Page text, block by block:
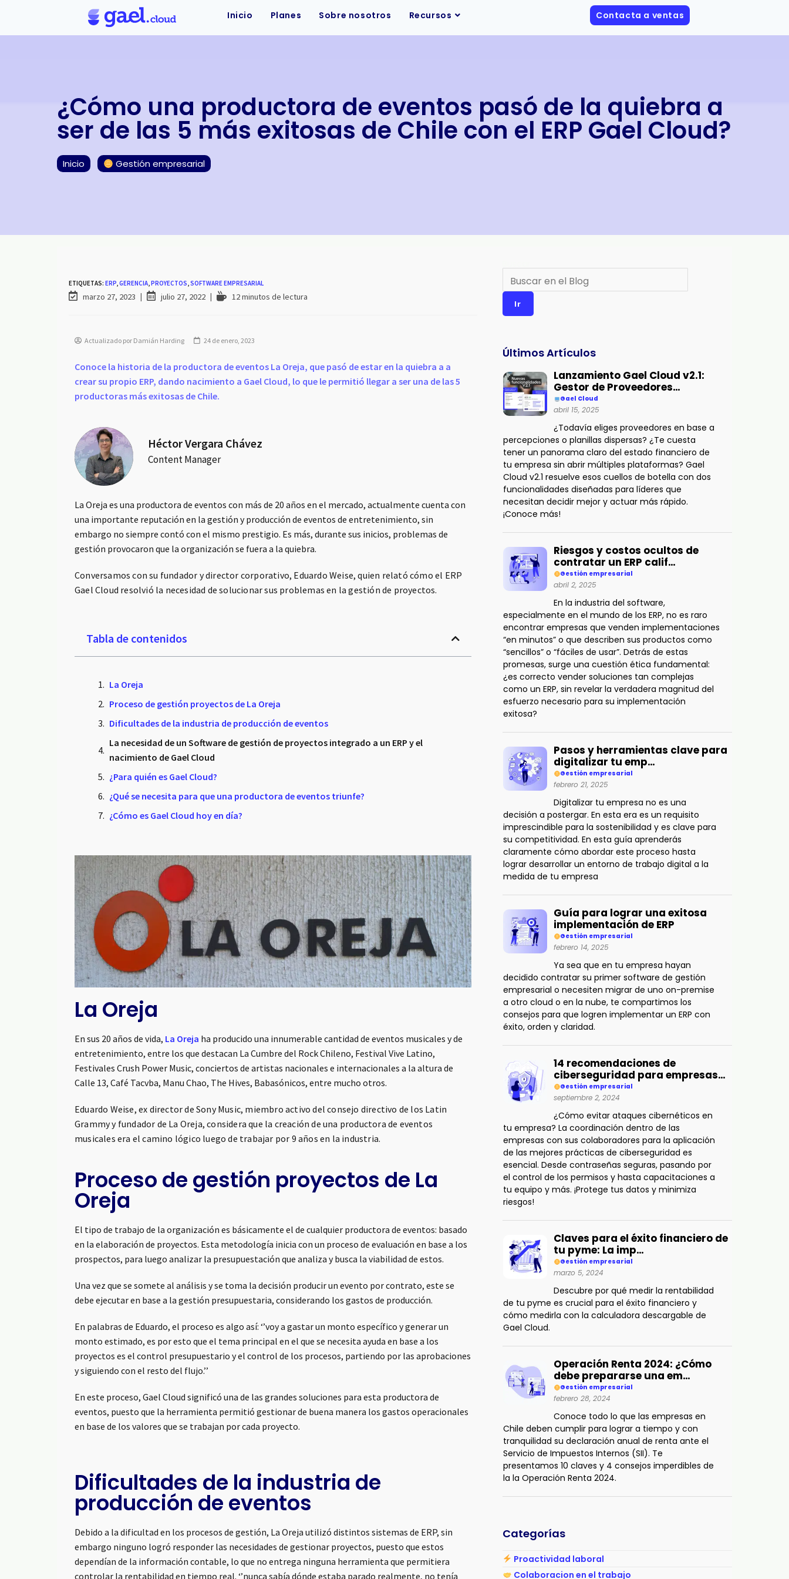
Inicio Planes Sobre nosotros Recursos Contacta a ventas
¿Cómo una productora de eventos pasó de la quiebra a
ser de las 5 más exitosas de Chile con el ERP Gael Cloud?
Inicio Gestión empresarial
ETIQUETAS: ERP,GERENCIA,PROYECTOS,SOFTWARE EMPRESARIAL
marzo 27, 2023 julio 27, 2022 12 minutos de lectura
Actualizado por Damián Harding 24 de enero, 2023
Conoce la historia de la productora de eventos La Oreja, que pasó de estar en la quiebra a a
crear su propio ERP, dando nacimiento a Gael Cloud, lo que le permitió llegar a ser una de las 5
productoras más exitosas de Chile.
Héctor Vergara Chávez
Content Manager
La Oreja es una productora de eventos con más de 20 años en el mercado, actualmente cuenta con
una importante reputación en la gestión y producción de eventos de entretenimiento, sin
embargo no siempre contó con el mismo prestigio. Es más, durante sus inicios, problemas de
gestión provocaron que la organización se fuera a la quiebra.
Conversamos con su fundador y director corporativo, Eduardo Weise, quien relató cómo el ERP
Gael Cloud resolvió la necesidad de solucionar sus problemas en la gestión de proyectos.
Tabla de contenidos
La Oreja
Proceso de gestión proyectos de La Oreja
Dificultades de la industria de producción de eventos
La necesidad de un Software de gestión de proyectos integrado a un ERP y el
nacimiento de Gael Cloud
¿Para quién es Gael Cloud?
¿Qué se necesita para que una productora de eventos triunfe?
¿Cómo es Gael Cloud hoy en día?
La Oreja
En sus 20 años de vida, La Oreja ha producido una innumerable cantidad de eventos musicales y de
entretenimiento, entre los que destacan La Cumbre del Rock Chileno, Festival Vive Latino,
Festivales Crush Power Music, conciertos de artistas nacionales e internacionales a la altura de
Calle 13, Café Tacvba, Manu Chao, The Hives, Babasónicos, entre mucho otros.
Eduardo Weise, ex director de Sony Music, miembro activo del consejo directivo de los Latin
Grammy y fundador de La Oreja, considera que la creación de una productora de eventos
musicales era el camino lógico luego de trabajar por 9 años en la industria.
Proceso de gestión proyectos de La
Oreja
El tipo de trabajo de la organización es básicamente el de cualquier productora de eventos: basado
en la elaboración de proyectos. Esta metodología inicia con un proceso de evaluación en base a los
prospectos, para luego analizar la presupuestación que analiza y busca la viabilidad de estos.
Una vez que se somete al análisis y se toma la decisión producir un evento por contrato, este se
debe ejecutar en base a la gestión presupuestaria, considerando los gastos de producción.
En palabras de Eduardo, el proceso es algo así: ‘’voy a gastar un monto específico y generar un
monto estimado, es por esto que el tema principal en el que se necesita ayuda en base a los
proyectos es el control presupuestario y el control de los procesos, partiendo por las aprobaciones
y siguiendo con el resto del flujo.’’
En este proceso, Gael Cloud significó una de las grandes soluciones para esta productora de
eventos, puesto que la herramienta permitió gestionar de buena manera los gastos operacionales
en base de los valores que se trabajan por cada proyecto.
Dificultades de la industria de
producción de eventos
Debido a la dificultad en los procesos de gestión, La Oreja utilizó distintos sistemas de ERP, sin
embargo ninguno logró responder las necesidades de gestionar proyectos, puesto que estos
dependían de la información contable, lo que no entrega ninguna herramienta que permitiera
controlar la rentabilidad en tiempo real. ‘’nunca sabía dónde estaba parado realmente, no tenía
Ir
Últimos Artículos
Lanzamiento Gael Cloud v2.1:
Gestor de Proveedores…
Gael Cloud
abril 15, 2025
¿Todavía eliges proveedores en base a
percepciones o planillas dispersas? ¿Te cuesta
tener un panorama claro del estado financiero de
tu empresa sin abrir múltiples plataformas? Gael
Cloud v2.1 resuelve esos cuellos de botella con dos
funcionalidades diseñadas para líderes que
necesitan decidir mejor y actuar más rápido.
¡Conoce más!
Riesgos y costos ocultos de
contratar un ERP calif…
Gestión empresarial
abril 2, 2025
En la industria del software,
especialmente en el mundo de los ERP, no es raro
encontrar empresas que venden implementaciones
“en minutos” o que describen sus productos como
“sencillos” o “fáciles de usar”. Detrás de estas
promesas, surge una cuestión ética fundamental:
¿es correcto vender soluciones tan complejas
como un ERP, sin revelar la verdadera magnitud del
esfuerzo necesario para su implementación
exitosa?
Pasos y herramientas clave para
digitalizar tu emp…
Gestión empresarial
febrero 21, 2025
Digitalizar tu empresa no es una
decisión a postergar. En esta era es un requisito
imprescindible para la sostenibilidad y es clave para
su competitividad. En esta guía aprenderás
claramente cómo abordar este proceso hasta
lograr desarrollar un entorno de trabajo digital a la
medida de tu empresa
Guía para lograr una exitosa
implementación de ERP
Gestión empresarial
febrero 14, 2025
Ya sea que en tu empresa hayan
decidido contratar su primer software de gestión
empresarial o necesiten migrar de uno on-premise
a otro cloud o en la nube, te compartimos los
consejos para que logren implementar un ERP con
éxito, orden y claridad.
14 recomendaciones de
ciberseguridad para empresas…
Gestión empresarial
septiembre 2, 2024
¿Cómo evitar ataques cibernéticos en
tu empresa? La coordinación dentro de las
empresas con sus colaboradores para la aplicación
de las mejores prácticas de ciberseguridad es
esencial. Desde contraseñas seguras, pasando por
el control de los permisos y hasta capacitaciones a
tu equipo y más. ¡Protege tus datos y minimiza
riesgos!
Claves para el éxito financiero de
tu pyme: La imp…
Gestión empresarial
marzo 5, 2024
Descubre por qué medir la rentabilidad
de tu pyme es crucial para el éxito financiero y
cómo medirla con la calculadora descargable de
Gael Cloud.
Operación Renta 2024: ¿Cómo
debe prepararse una em…
Gestión empresarial
febrero 28, 2024
Conoce todo lo que las empresas en
Chile deben cumplir para lograr a tiempo y con
tranquilidad su declaración anual de renta ante el
Servicio de Impuestos Internos (SII). Te
presentamos 10 claves y 4 consejos imperdibles de
la la Operación Renta 2024.
Categorías
Proactividad laboral
Colaboracion en el trabajo